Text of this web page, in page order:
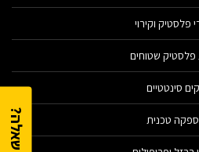
פלסטיק וקירוי
פלסטיק שטוחים
סינטטיים
טכנית